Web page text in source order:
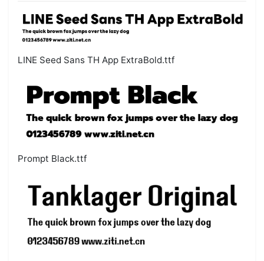
LINE Seed Sans TH App ExtraBold.ttf
Prompt Black.ttf